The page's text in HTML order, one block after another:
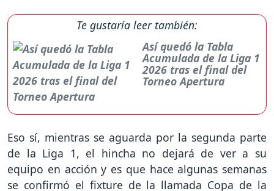
Te gustaría leer también:
Así quedó la Tabla
Acumulada de la Liga 1
2026 tras el final del
Torneo Apertura
Eso sí, mientras se aguarda por la segunda parte
de la Liga 1, el hincha no dejará de ver a su
equipo en acción y es que hace algunas semanas
se confirmó el fixture de la llamada Copa de la